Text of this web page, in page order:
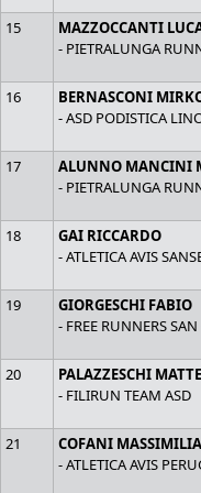
15
MAZZOCCANTI
- PIETRALUNGA
16
BERNASCONI
- ASD PODISTICA
17
ALUNNO MANCINI
- PIETRALUNGA
18
GAI RICCARDO
- ATLETICA AVIS
19
GIORGESCHI FABIO
- FREE RUNNERS
20
PALAZZESCHI
- FILIRUN TEAM ASD
21
COFANI
- ATLETICA AVIS